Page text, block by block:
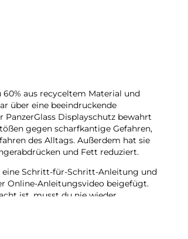
60% aus recyceltem Material und
über eine beeindruckende
Displayschutz bewahrt
gegen scharfkantige Gefahren,
des Alltags. Außerdem hat sie
und Fett reduziert.
eine Schritt-für-Schritt-Anleitung und
Online-Anleitungsvideo beigefügt.
ist, musst du nie wieder